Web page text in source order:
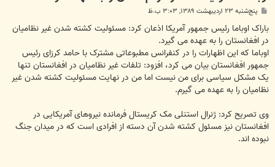
س
ت
پنج‌شنبه ۲۳ اردیبهشت ۱۳۸۹, ۳:۰۳ ب.ظ
باراک اوباما رئیس جمهور آمریکا اذعان كرد: مسئولیت کشته شدن غیر نظامیان
در افغانستان را به عهده می گیرد.
اوباما که این اظهارات را در کنفرانس مطبوعاتی مشترک با حامد کرزای رئیس
جمهور افغانستان بیان می کرد، افزود: تلفات غیر نظامیان در افغانستان تنها
یک مشکل سیاسی برای من نیست اما من در نهایت مسئولیت کشته شدن غیر
نظامیان را به عهده می گیرم.
وی تصریح کرد: ژنرال استنلی مک کریستال فرمانده نیروهای آمریکایی در
افغانستان نیز مسئول کشته شدن آن دسته از افرادی است که در میدان جنگ
نبوده اند.